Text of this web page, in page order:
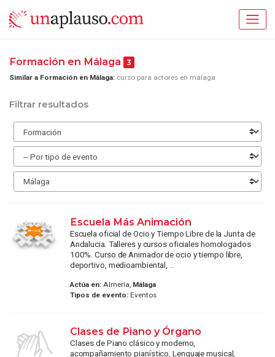
Formación en Málaga 3
Similar a Formación en Málaga: curso para actores en malaga
Filtrar resultados
Escuela Más Animación
Escuela oficial de Ocio y Tiempo Libre de la Junta de
Andalucia. Talleres y cursos oficiales homologados
100%. Curso de Animador de ocio y tiempo libre,
deportivo, medioambiental, ...
Actúa en:Almería, Málaga
Tipos de evento:Eventos
Clases de Piano y Órgano
Clases de Piano clásico y moderno,
acompañamiento pianístico, Lenguaje musical,